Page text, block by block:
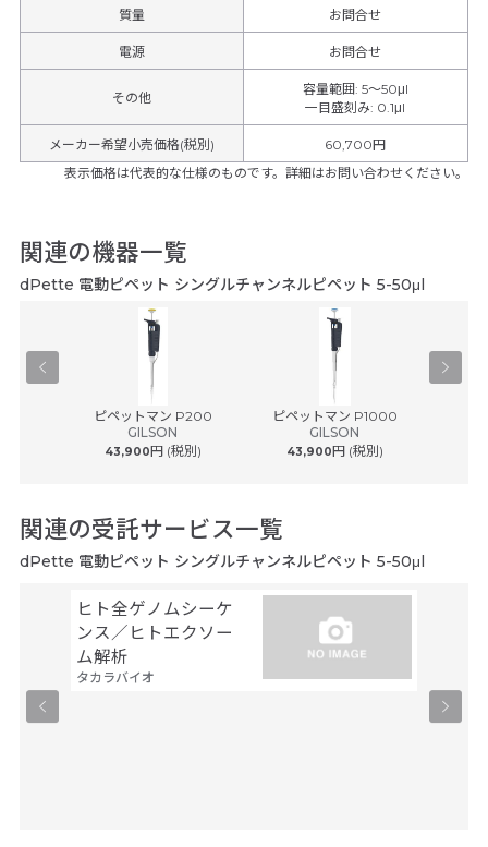
質量 お問合せ
電源 お問合せ
その他
容量範囲: 5～50μl
一目盛刻み: 0.1μl
メーカー希望小売価格(税別)
60,700円
表示価格は代表的な仕様のものです。詳細はお問い合わせください。
関連の機器一覧
dPette 電動ピペット シングルチャンネルピペット 5-50μl
ピペットマン P200
GILSON
43,900円 (税別)
ピペットマン P1000
GILSON
43,900円 (税別)
関連の受託サービス一覧
dPette 電動ピペット シングルチャンネルピペット 5-50μl
ヒト全ゲノムシーケ
ンス／ヒトエクソー
ム解析
タカラバイオ